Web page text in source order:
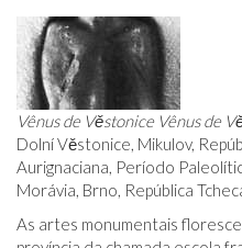
Vênus de Věstonice Vênus de
Dolní Věstonice, Mikulov,
Aurignaciana, Período
Morávia, Brno, República
As artes monumentais